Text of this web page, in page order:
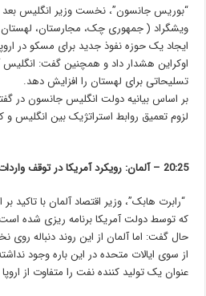
“بوریس جانسون”، نخست وزیر انگلیس بعد
ویشگراد ( جمهوری چک، مجارستان،
ایجاد یک حوزه نفوذ جدید برای مسکو در
اوکراین هشدار داد و همچنین گفت:
تسلیحاتی برای لهستان را افزایش دهد.
بر اساس بیانیه دولت انگلیس جانسون در
لزوم تعمیق روابط استراتژیک بین انگلیس و
20:25 – آلمان: رویکرد آمریکا در توقف واردات نفت از روسیه را دنبال نمی‌‌کنیم
“رابرت هابک”، وزیر اقتصاد آلمان با تاکید
که توسط دولت آمریکا برنامه ریزی شده
حال گفت: اما آلمان از این روند دنباله
از سوی ایالات متحده در این باره وجود
عنوان یک تولید کننده نفت را متفاوت از